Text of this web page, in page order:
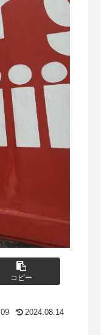
コピー
2024.08.14